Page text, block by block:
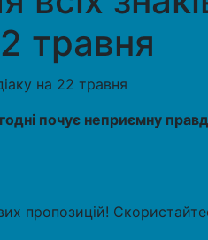
травня
почує неприємну
пропозицій!